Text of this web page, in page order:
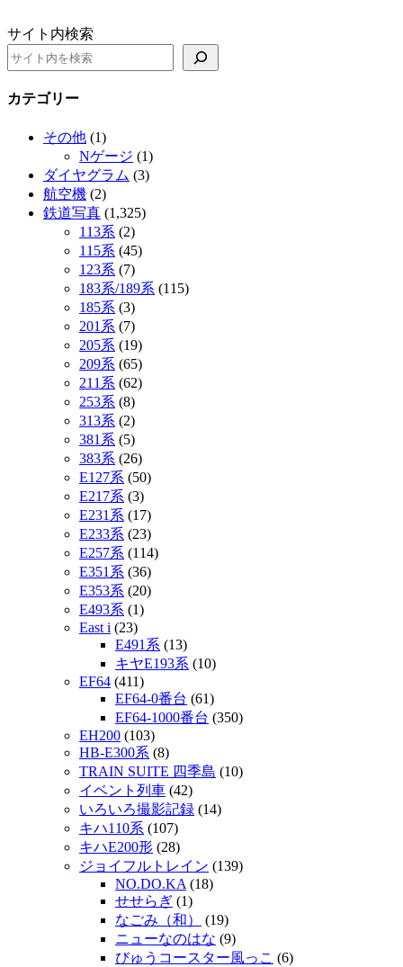
サイト内検索
カテゴリー
その他 (1)
Nゲージ (1)
ダイヤグラム (3)
航空機 (2)
鉄道写真 (1,325)
113系 (2)
115系 (45)
123系 (7)
183系/189系 (115)
185系 (3)
201系 (7)
205系 (19)
209系 (65)
211系 (62)
253系 (8)
313系 (2)
381系 (5)
383系 (26)
E127系 (50)
E217系 (3)
E231系 (17)
E233系 (23)
E257系 (114)
E351系 (36)
E353系 (20)
E493系 (1)
East i (23)
E491系 (13)
キヤE193系 (10)
EF64 (411)
EF64-0番台 (61)
EF64-1000番台 (350)
EH200 (103)
HB-E300系 (8)
TRAIN SUITE 四季島 (10)
イベント列車 (42)
いろいろ撮影記録 (14)
キハ110系 (107)
キハE200形 (28)
ジョイフルトレイン (139)
NO.DO.KA (18)
せせらぎ (1)
なごみ（和）
(19)
ニューなのはな (9)
びゅうコースター風っこ (6)